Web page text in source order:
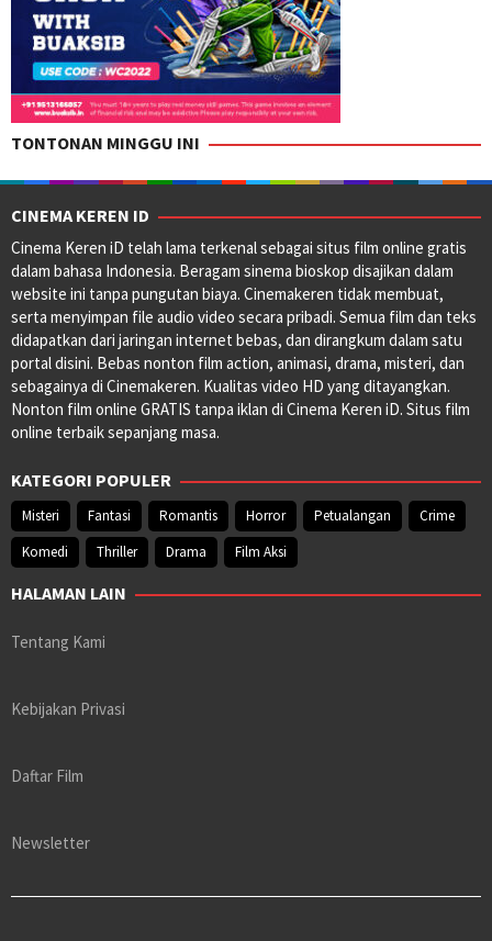
TONTONAN MINGGU INI
CINEMA KEREN ID
Cinema Keren iD telah lama terkenal sebagai situs film online gratis
dalam bahasa Indonesia. Beragam sinema bioskop disajikan dalam
website ini tanpa pungutan biaya. Cinemakeren tidak membuat,
serta menyimpan file audio video secara pribadi. Semua film dan teks
didapatkan dari jaringan internet bebas, dan dirangkum dalam satu
portal disini. Bebas nonton film action, animasi, drama, misteri, dan
sebagainya di Cinemakeren. Kualitas video HD yang ditayangkan.
Nonton film online GRATIS tanpa iklan di Cinema Keren iD. Situs film
online terbaik sepanjang masa.
KATEGORI POPULER
Misteri Fantasi Romantis Horror Petualangan
Crime
Komedi
Thriller Drama Film Aksi
HALAMAN LAIN
Tentang Kami
Kebijakan Privasi
Daftar Film
Newsletter